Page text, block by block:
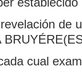
de
cual